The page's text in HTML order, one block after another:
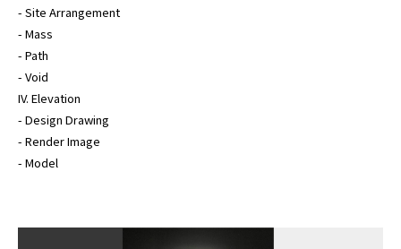
- Site Arrangement
- Mass
- Path
- Void
IV. Elevation
- Design Drawing
- Render Image
- Model